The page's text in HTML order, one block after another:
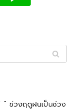
” ช่วงฤดูฝนเป็นช่วง